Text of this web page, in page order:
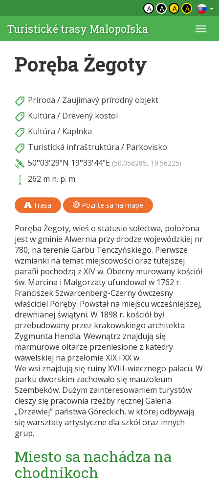
A A A A
Turistické trasy Malopoľska
Poręba Żegoty
Príroda / Zaujímavý prírodný objekt
Kultúra / Drevený kostol
Kultúra / Kaplnka
Turistická infraštruktúra / Parkovisko
50°03'29"N 19°33'44"E (50.058285, 19.56225)
262 m n. p. m.
Trasa Pozrite sa na mape
Poręba Żegoty, wieś o statusie sołectwa, położona
jest w gminie Alwernia przy drodze wojewódzkiej nr
780, na terenie Garbu Tenczyńskiego. Pierwsze
wzmianki na temat miejscowości oraz tutejszej
parafii pochodzą z XIV w. Obecny murowany kościół
św. Marcina i Małgorzaty ufundował w 1762 r.
Franciszek Szwarcenberg-Czerny ówczesny
właściciel Poręby. Powstał na miejscu wcześniejszej,
drewnianej świątyni. W 1898 r. kościół był
przebudowany przez krakowskiego architekta
Zygmunta Hendla. Wewnątrz znajdują się
marmurowe ołtarze przeniesione z katedry
wawelskiej na przełomie XIX i XX w.
We wsi znajdują się ruiny XVIII-wiecznego pałacu. W
parku dworskim zachowało się mauzoleum
Szembeków. Dużym zainteresowaniem turystów
cieszy się pracownia rzeźby ręcznej Galeria
„Drzewiej” państwa Góreckich, w której odbywają
się warsztaty artystyczne dla szkół oraz innych
grup.
Miesto sa nachádza na
chodníkoch